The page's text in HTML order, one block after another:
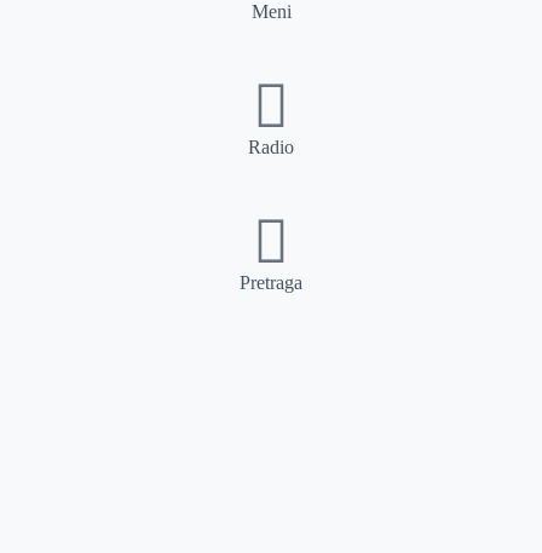
Meni
Radio
Pretraga